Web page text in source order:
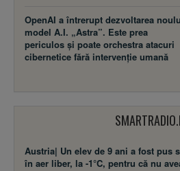
OpenAI a întrerupt dezvoltarea
model A.I. „Astra”. Este prea
periculos și poate orchestra atacuri
cibernetice fără intervenție umană
Austria| Un elev de 9 ani a fost pus
în aer liber, la -1°C, pentru că nu